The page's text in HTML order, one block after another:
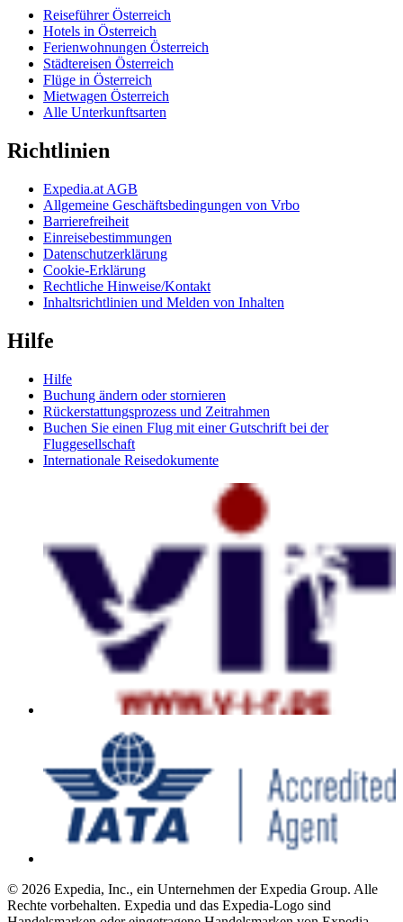
Reiseführer Österreich
Hotels in Österreich
Ferienwohnungen Österreich
Städtereisen Österreich
Flüge in Österreich
Mietwagen Österreich
Alle Unterkunftsarten
Richtlinien
Expedia.at AGB
Allgemeine Geschäftsbedingungen von Vrbo
Barrierefreiheit
Einreisebestimmungen
Datenschutzerklärung
Cookie-Erklärung
Rechtliche Hinweise/Kontakt
Inhaltsrichtlinien und Melden von Inhalten
Hilfe
Hilfe
Buchung ändern oder stornieren
Rückerstattungsprozess und Zeitrahmen
Buchen Sie einen Flug mit einer Gutschrift bei der
Fluggesellschaft
Internationale Reisedokumente
© 2026 Expedia, Inc., ein Unternehmen der Expedia Group. Alle
Rechte vorbehalten. Expedia und das Expedia-Logo sind